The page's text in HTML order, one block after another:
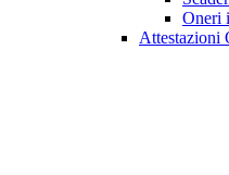
Oneri
Attestazioni